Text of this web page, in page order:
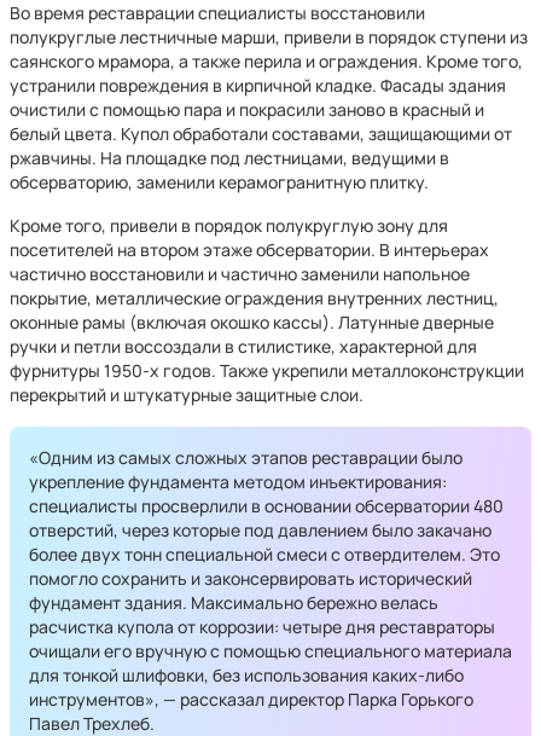
Во время реставрации специалисты восстановили
полукруглые лестничные марши, привели в порядок ступени из
саянского мрамора, а также перила и ограждения. Кроме того,
устранили повреждения в кирпичной кладке. Фасады здания
очистили с помощью пара и покрасили заново в красный и
белый цвета. Купол обработали составами, защищающими от
ржавчины. На площадке под лестницами, ведущими в
обсерваторию, заменили керамогранитную плитку.
Кроме того, привели в порядок полукруглую зону для
посетителей на втором этаже обсерватории. В интерьерах
частично восстановили и частично заменили напольное
покрытие, металлические ограждения внутренних лестниц,
оконные рамы (включая окошко кассы). Латунные дверные
ручки и петли воссоздали в стилистике, характерной для
фурнитуры 1950-х годов. Также укрепили металлоконструкции
перекрытий и штукатурные защитные слои.
«Одним из самых сложных этапов реставрации было
укрепление фундамента методом инъектирования:
специалисты просверлили в основании обсерватории 480
отверстий, через которые под давлением было закачано
более двух тонн специальной смеси с отвердителем. Это
помогло сохранить и законсервировать исторический
фундамент здания. Максимально бережно велась
расчистка купола от коррозии: четыре дня реставраторы
очищали его вручную с помощью специального материала
для тонкой шлифовки, без использования каких-либо
инструментов», — рассказал директор Парка Горького
Павел Трехлеб.